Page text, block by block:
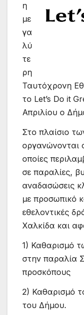
η
με
γα
λύ
τε
ρη
Ταυτόχρονη
το Let’s Do it
Απριλίου ο
Στο πλαίσιο
οργανώνονται
οποίες
σε παραλίες,
αναδασώσεις
με προσωπικό
εθελοντικές
Χαλκίδα και
1) Καθαρισμό
στην παραλία
προσκόπους
2) Καθαρισμό
του Δήμου.